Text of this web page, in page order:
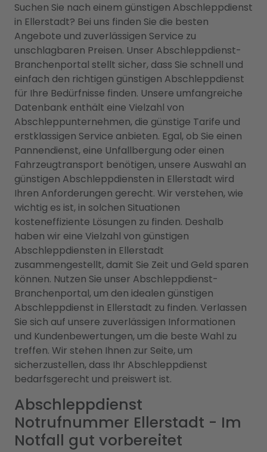
Suchen Sie nach einem günstigen Abschleppdienst
in Ellerstadt? Bei uns finden Sie die besten
Angebote und zuverlässigen Service zu
unschlagbaren Preisen. Unser Abschleppdienst-
Branchenportal stellt sicher, dass Sie schnell und
einfach den richtigen günstigen Abschleppdienst
für Ihre Bedürfnisse finden. Unsere umfangreiche
Datenbank enthält eine Vielzahl von
Abschleppunternehmen, die günstige Tarife und
erstklassigen Service anbieten. Egal, ob Sie einen
Pannendienst, eine Unfallbergung oder einen
Fahrzeugtransport benötigen, unsere Auswahl an
günstigen Abschleppdiensten in Ellerstadt wird
Ihren Anforderungen gerecht. Wir verstehen, wie
wichtig es ist, in solchen Situationen
kosteneffiziente Lösungen zu finden. Deshalb
haben wir eine Vielzahl von günstigen
Abschleppdiensten in Ellerstadt
zusammengestellt, damit Sie Zeit und Geld sparen
können. Nutzen Sie unser Abschleppdienst-
Branchenportal, um den idealen günstigen
Abschleppdienst in Ellerstadt zu finden. Verlassen
Sie sich auf unsere zuverlässigen Informationen
und Kundenbewertungen, um die beste Wahl zu
treffen. Wir stehen Ihnen zur Seite, um
sicherzustellen, dass Ihr Abschleppdienst
bedarfsgerecht und preiswert ist.
Abschleppdienst
Notrufnummer Ellerstadt - Im
Notfall gut vorbereitet